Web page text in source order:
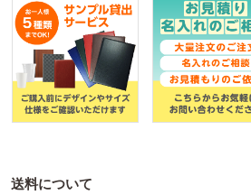
送料について